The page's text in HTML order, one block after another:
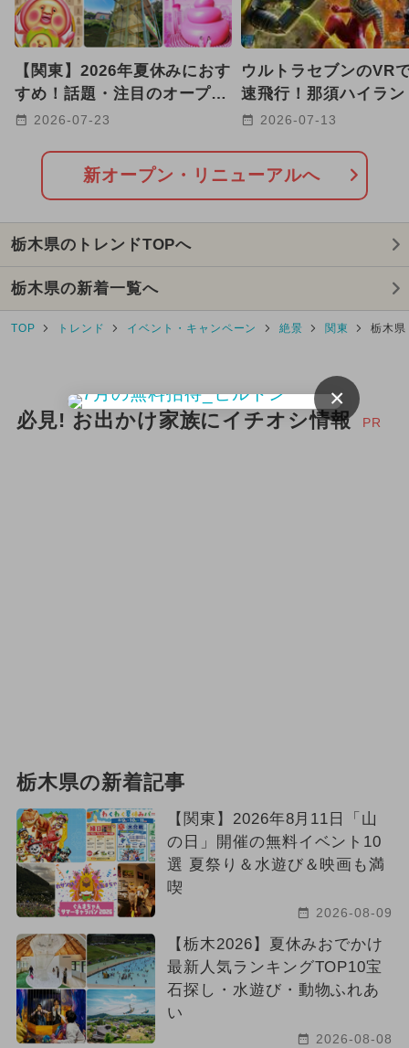
2026年2月のイベント キャラクター
日帰り 2025年3月のイベント
2025年7月のイベント
都民の日・県民の日・市民の日
2024年11月のイベント
2025年8月のイベント
2025年10月のイベント
2025年9月のイベント
2025年12月のイベント
2024年10月のイベント
2025年4月のイベント
2024年9月のイベント
2025年1月のイベント
【関東】2026年夏休みにおす
すめ！話題・注目のオープン
リニューアルスポット22選
2026-07-23
ウルトラセブンのVR
速飛行！那須ハイラン
クに新アトラクション
2026-07-13
新オープン・リニューアルへ
栃木県のトレンドTOPへ
栃木県の新着一覧へ
TOP トレンド イベント・キャンペーン 絶景 関東 栃木県
必見! お出かけ家族にイチオシ情報 PR
栃木県の新着記事
【関東】2026年8月11日「山
の日」開催の無料イベント10
選 夏祭り＆水遊び＆映画も満
喫
2026-08-09
【栃木2026】夏休みおでかけ
最新人気ランキングTOP10宝
石探し・水遊び・動物ふれあ
い
2026-08-08
×